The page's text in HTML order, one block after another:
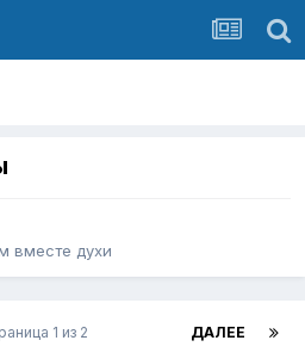
вместе духи
ДАЛЕЕ
1 из 2